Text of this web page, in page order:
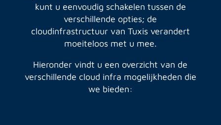
kunt u eenvoudig schakelen tussen de
verschillende opties; de
cloudinfrastructuur van Tuxis verandert
moeiteloos met u mee.
Hieronder vindt u een overzicht van de
verschillende cloud infra mogelijkheden die
we bieden: